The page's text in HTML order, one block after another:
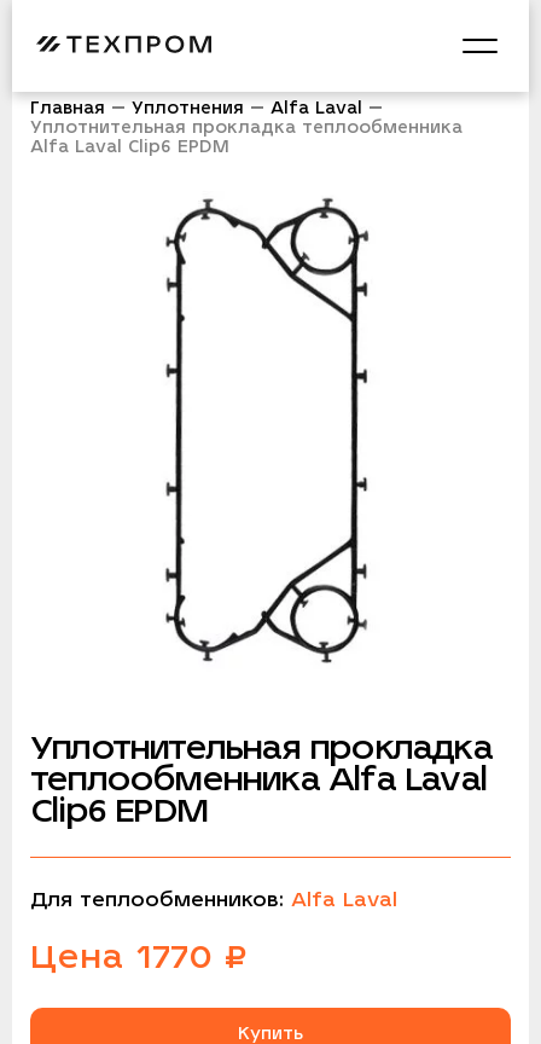
Главная Уплотнения
Alfa Laval
Уплотнительная прокладка теплообменника
Alfa Laval Сlip6 EPDM
Уплотнительная прокладка
теплообменника Alfa Laval
Сlip6 EPDM
Для теплообменников: Alfa Laval
Цена 1770 ₽
Купить